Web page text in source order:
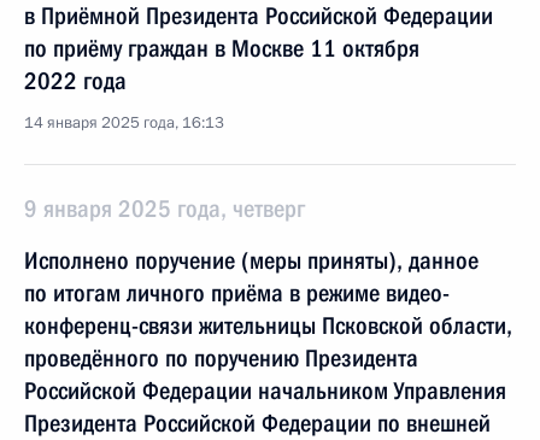
в Приёмной Президента Российской Федерации
по приёму граждан в Москве 11 октября
2022 года
14 января 2025 года, 16:13
9 января 2025 года, четверг
Исполнено поручение (меры приняты), данное
по итогам личного приёма в режиме видео-
конференц-связи жительницы Псковской области,
проведённого по поручению Президента
Российской Федерации начальником Управления
Президента Российской Федерации по внешней